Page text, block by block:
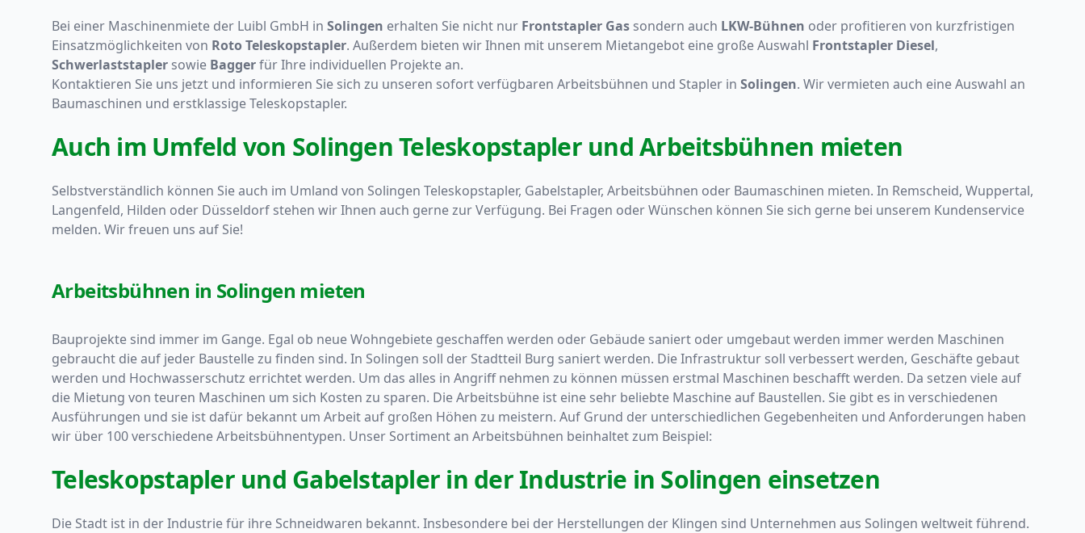
Bei einer Maschinenmiete der Luibl GmbH in Solingen erhalten Sie nicht nur Frontstapler Gas sondern auch LKW-Bühnen oder profitieren von kurzfristigen
Einsatzmöglichkeiten von Roto Teleskopstapler. Außerdem bieten wir Ihnen mit unserem Mietangebot eine große Auswahl Frontstapler Diesel,
Schwerlaststapler sowie Baggerfür Ihre individuellen Projekte an.
Kontaktieren Sie uns jetzt und informieren Sie sich zu unseren sofort verfügbaren Arbeitsbühnen und Stapler in Solingen. Wir vermieten auch eine Auswahl an
Baumaschinen und erstklassige Teleskopstapler.
Auch im Umfeld von Solingen Teleskopstapler und Arbeitsbühnen mieten
Selbstverständlich können Sie auch im Umland von Solingen Teleskopstapler, Gabelstapler, Arbeitsbühnen oder Baumaschinen mieten. In Remscheid, Wuppertal,
Langenfeld, Hilden oder Düsseldorf stehen wir Ihnen auch gerne zur Verfügung. Bei Fragen oder Wünschen können Sie sich gerne bei unserem Kundenservice
melden. Wir freuen uns auf Sie!
Arbeitsbühnen in Solingen mieten
Bauprojekte sind immer im Gange. Egal ob neue Wohngebiete geschaffen werden oder Gebäude saniert oder umgebaut werden immer werden Maschinen
gebraucht die auf jeder Baustelle zu finden sind. In Solingen soll der Stadtteil Burg saniert werden. Die Infrastruktur soll verbessert werden, Geschäfte gebaut
werden und Hochwasserschutz errichtet werden. Um das alles in Angriff nehmen zu können müssen erstmal Maschinen beschafft werden. Da setzen viele auf
die Mietung von teuren Maschinen um sich Kosten zu sparen. Die Arbeitsbühne ist eine sehr beliebte Maschine auf Baustellen. Sie gibt es in verschiedenen
Ausführungen und sie ist dafür bekannt um Arbeit auf großen Höhen zu meistern. Auf Grund der unterschiedlichen Gegebenheiten und Anforderungen haben
wir über 100 verschiedene Arbeitsbühnentypen. Unser Sortiment an Arbeitsbühnen beinhaltet zum Beispiel:
Teleskopstapler und Gabelstapler in der Industrie in Solingen einsetzen
Die Stadt ist in der Industrie für ihre Schneidwaren bekannt. Insbesondere bei der Herstellungen der Klingen sind Unternehmen aus Solingen weltweit führend.